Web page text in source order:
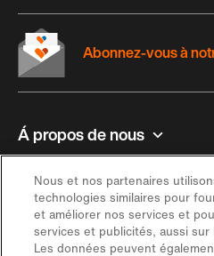
Á propos de nous
Contact et aide
Inspiration
Abonnez-vous à
Nous et nos partenaires
technologies similaires pour
et améliorer nos services et
services et publicités, aussi
Les données peuvent